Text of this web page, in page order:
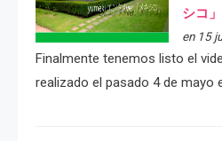
シコ」
en 15
Finalmente tenemos listo el
realizado el pasado 4 de mayo